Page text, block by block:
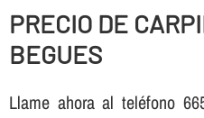
PRECIO DE
BEGUES
Llame ahora al teléfono